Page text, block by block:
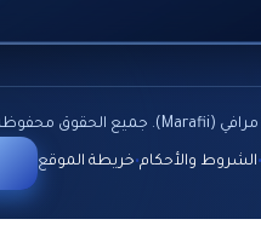
مرافي (Marafii). جميع الحقوق محفوظة
الشروط والأحكام•خريطة الموقع